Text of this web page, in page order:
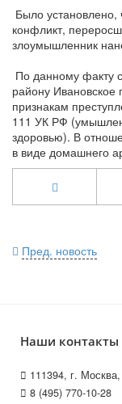
Было
конфликт,
злоумышленник
По данному факту
району Ивановское
признакам
111 УК РФ
здоровью). В
в виде домашнего
Пред. новость
Наши контакты
111394, г.
8 (495) 770-10-28